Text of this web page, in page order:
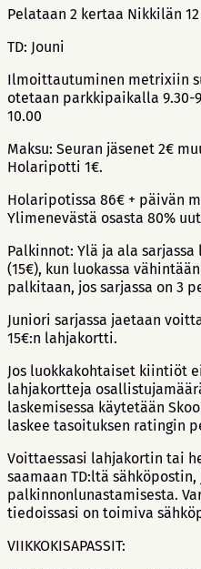
Pelataan 2 kertaa Nikkilän
TD: Jouni
Ilmoittautuminen metrixiin
otetaan parkkipaikalla 9.30-
10.00
Maksu: Seuran jäsenet 2€
Holaripotti 1€.
Holaripotissa 86€ + päivän
Ylimenevästä osasta 80%
Palkinnot: Ylä ja ala
(15€), kun luokassa
palkitaan, jos sarjassa on 3
Juniori sarjassa jaetaan
15€:n lahjakortti.
Jos luokkakohtaiset kiintiöt
lahjakortteja
laskemisessa käytetään
laskee tasoituksen ratingin
Voittaessasi lahjakortin tai
saamaan TD:ltä
palkinnonlunastamisesta.
tiedoissasi on toimiva
VIIKKOKISAPASSIT: